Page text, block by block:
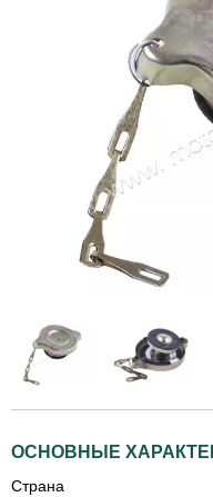
ОСНОВНЫЕ
Страна